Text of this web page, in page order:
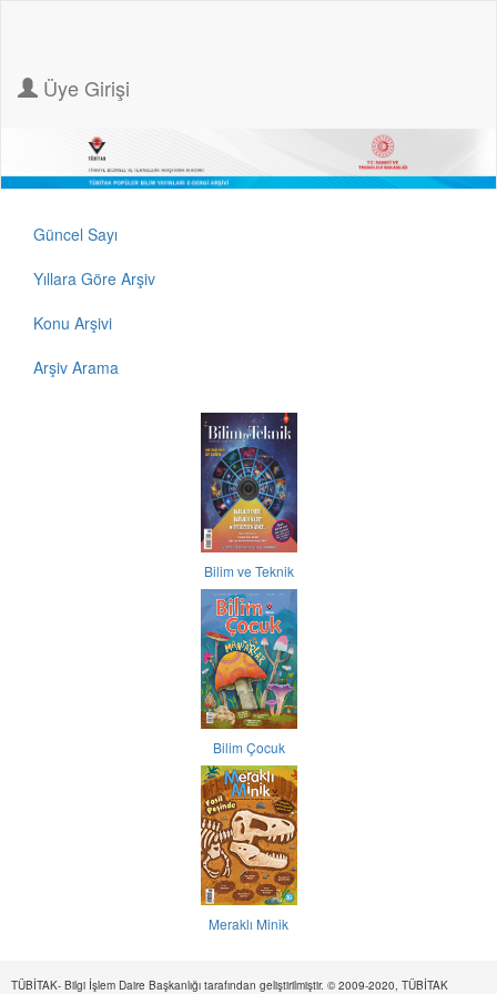
Üye Girişi
Güncel Sayı
Yıllara Göre Arşiv
Konu Arşivi
Arşiv Arama
Bilim ve Teknik
Bilim Çocuk
Meraklı Minik
TÜBİTAK- Bilgi İşlem Daire Başkanlığı tarafından geliştirilmiştir. © 2009-2020, TÜBİTAK